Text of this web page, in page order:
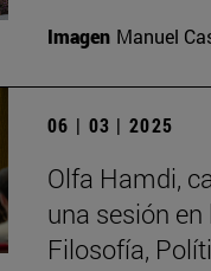
Imagen Manuel
06 | 03 | 2025
Olfa Hamdi,
una sesión
Filosofía,